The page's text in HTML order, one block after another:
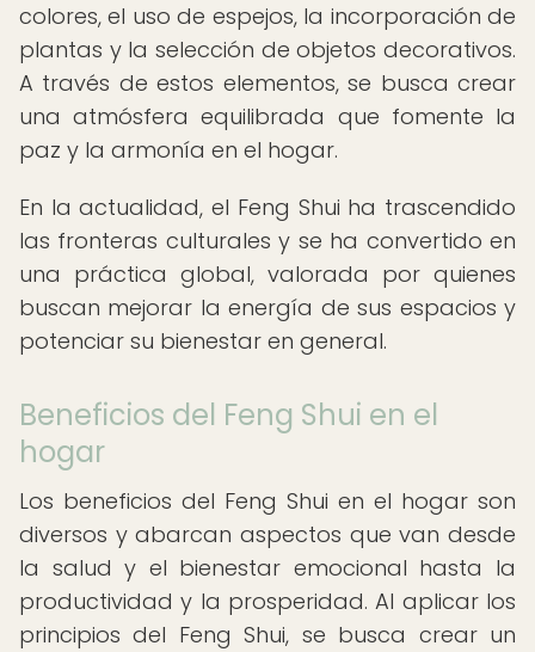
colores, el uso de espejos, la incorporación de
plantas y la selección de objetos decorativos.
A través de estos elementos, se busca crear
una atmósfera equilibrada que fomente la
paz y la armonía en el hogar.
En la actualidad, el Feng Shui ha trascendido
las fronteras culturales y se ha convertido en
una práctica global, valorada por quienes
buscan mejorar la energía de sus espacios y
potenciar su bienestar en general.
Beneficios del Feng Shui en el
hogar
Los beneficios del Feng Shui en el hogar son
diversos y abarcan aspectos que van desde
la salud y el bienestar emocional hasta la
productividad y la prosperidad. Al aplicar los
principios del Feng Shui, se busca crear un